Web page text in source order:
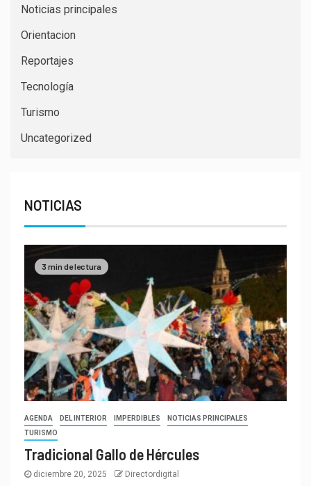
Noticias principales
Orientacion
Reportajes
Tecnología
Turismo
Uncategorized
NOTICIAS
3 min de lectura
AGENDA DEL INTERIOR IMPERDIBLES
NOTICIAS PRINCIPALES
TURISMO
Tradicional Gallo de Hércules
diciembre 20, 2025 Directordigital